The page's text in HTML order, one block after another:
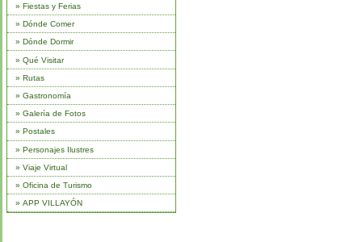
» Fiestas y Ferias
» Dónde Comer
» Dónde Dormir
» Qué Visitar
» Rutas
» Gastronomía
» Galería de Fotos
» Postales
» Personajes Ilustres
» Viaje Virtual
» Oficina de Turismo
» APP VILLAYÓN